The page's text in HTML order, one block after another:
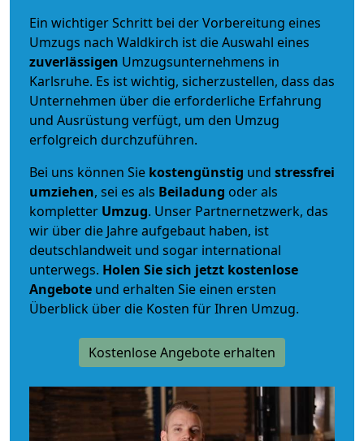
Ein wichtiger Schritt bei der Vorbereitung eines
Umzugs nach Waldkirch ist die Auswahl eines
zuverlässigen Umzugsunternehmens in
Karlsruhe. Es ist wichtig, sicherzustellen, dass das
Unternehmen über die erforderliche Erfahrung
und Ausrüstung verfügt, um den Umzug
erfolgreich durchzuführen.
Bei uns können Sie kostengünstig und stressfrei
umziehen, sei es als Beiladung oder als
kompletter Umzug. Unser Partnernetzwerk, das
wir über die Jahre aufgebaut haben, ist
deutschlandweit und sogar international
unterwegs. Holen Sie sich jetzt kostenlose
Angebote und erhalten Sie einen ersten
Überblick über die Kosten für Ihren Umzug.
Kostenlose Angebote erhalten